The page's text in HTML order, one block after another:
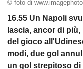
© foto di
16.55 Un Napoli
lascia, ancor di
del gioco
modi, due gol
un gol strepitoso di